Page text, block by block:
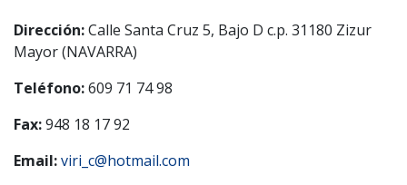
Dirección:Calle Santa Cruz 5, Bajo D c.p. 31180 Zizur
Mayor (NAVARRA)
Teléfono:609 71 74 98
Fax:948 18 17 92
Email:viri_c@hotmail.com